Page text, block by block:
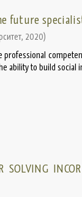
future
, 2020)
ability to build social